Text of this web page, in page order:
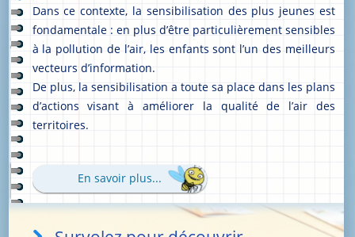
Dans ce contexte, la sensibilisation des plus jeunes est
fondamentale : en plus d’être particulièrement sensibles
à la pollution de l’air, les enfants sont l’un des meilleurs
vecteurs d’information.
De plus, la sensibilisation a toute sa place dans les plans
d’actions visant à améliorer la qualité de l’air des
territoires.
En savoir plus...